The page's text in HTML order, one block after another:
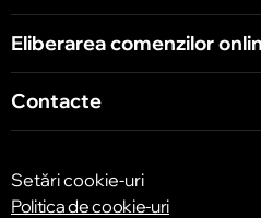
Chișinău
str. Arborilor 21, CC
Eliberarea comenzilor
Contacte
Setări cookie-uri
Politica de cookie-uri